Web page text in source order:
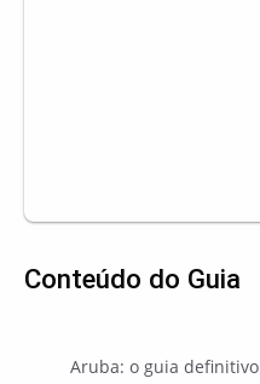
Conteúdo do Guia
Aruba: o guia definitivo